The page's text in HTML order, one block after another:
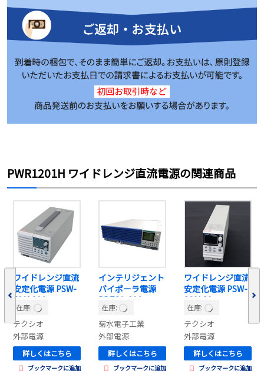
PWR1201H ワイドレンジ直流電源の関連商品
ワイドレンジ直流
安定化電源 PSW-
720L80A
在庫:
テクシオ
外部電源
詳しくはこちら
ブックマークに追加
インテリジェント
バイポーラ電源
PBZ20-20A
在庫:
菊水電子工業
外部電源
詳しくはこちら
ブックマークに追加
ワイドレンジ直流
安定化電源 PSW-
360L80
在庫:
テクシオ
外部電源
詳しくはこちら
ブックマークに追加